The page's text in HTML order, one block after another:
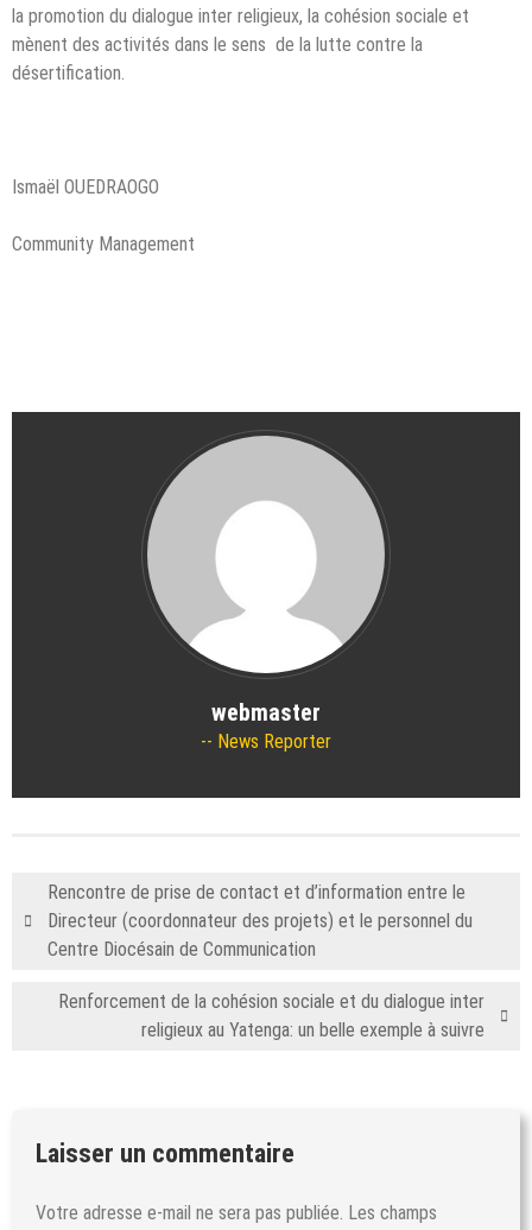
la promotion du dialogue inter religieux, la cohésion sociale et
mènent des activités dans le sens de la lutte contre la
désertification.
Ismaël OUEDRAOGO
Community Management
webmaster
News Reporter
Rencontre de prise de contact et d’information entre le
Directeur (coordonnateur des projets) et le personnel du
Centre Diocésain de Communication
Renforcement de la cohésion sociale et du dialogue inter
religieux au Yatenga: un belle exemple à suivre
Laisser un commentaire
Votre adresse e-mail ne sera pas publiée. Les champs